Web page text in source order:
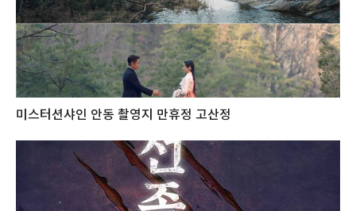
미스터션샤인 안동 촬영지 만휴정 고산정